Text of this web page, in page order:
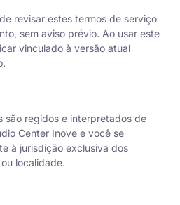
revisar estes termos de serviço
sem aviso prévio. Ao usar este
vinculado à versão atual
são regidos e interpretados de
Center Inove e você se
à jurisdição exclusiva dos
localidade.